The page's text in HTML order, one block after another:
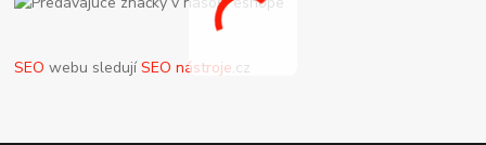
SEO webu sledujíSEO nástroje.cz